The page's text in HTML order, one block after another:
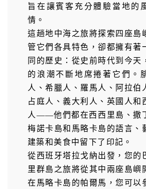
旨在讓賓客充分體驗當地的
情。
這趟地中海之旅將探索四座島
管它們各具特色，卻都擁有著
同的歷史：從史前時代到今天
的浪潮不斷地席捲著它們。
人、希臘人、羅馬人、阿拉伯
占庭人、義大利人、英國人和
人——他們都在西西里島、撒
梅諾卡島和馬略卡島的語言、
建築和美食中留下了印記。
從西班牙塔拉戈納出發，您的
里群島之旅將從其中兩座島嶼
在馬略卡島的帕爾馬，您可以